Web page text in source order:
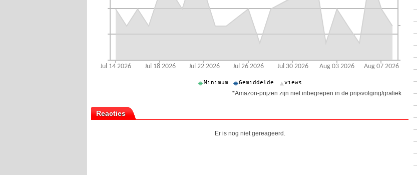
*Amazon-prijzen zijn niet inbegrepen in de prijsvolging/grafiek
Reacties
Er is nog niet gereageerd.